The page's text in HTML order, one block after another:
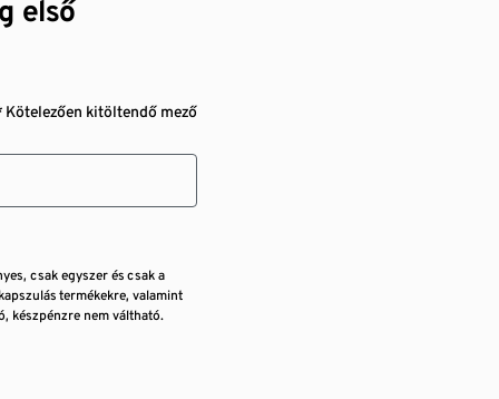
első
Kötelezően kitöltendő mező
csak egyszer és csak a
termékekre, valamint
készpénzre nem váltható.